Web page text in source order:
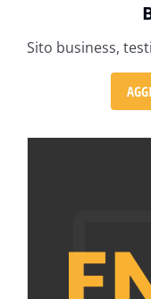
Sito business,